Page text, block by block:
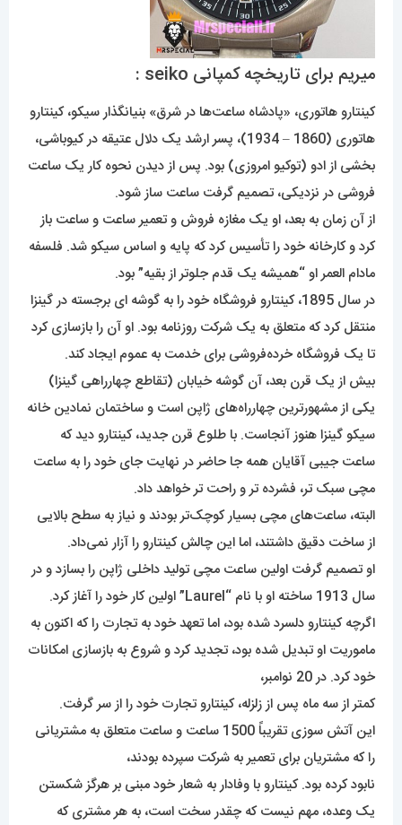
میریم برای تاریخچه کمپانی seiko :
کینتارو هاتوری، «پادشاه ساعت‌ها در شرق» بنیانگذار سیکو، کینتارو
هاتوری (1860 – 1934)، پسر ارشد یک دلال عتیقه در کیوباشی،
بخشی از ادو (توکیو امروزی) بود. پس از دیدن نحوه کار یک ساعت
فروشی در نزدیکی، تصمیم گرفت ساعت ساز شود.
از آن زمان به بعد، او یک مغازه فروش و تعمیر ساعت و ساعت باز
کرد و کارخانه خود را تأسیس کرد که پایه و اساس سیکو شد. فلسفه
مادام العمر او “همیشه یک قدم جلوتر از بقیه” بود.
در سال 1895، کینتارو فروشگاه خود را به گوشه ای برجسته در گینزا
منتقل کرد که متعلق به یک شرکت روزنامه بود. او آن را بازسازی کرد
تا یک فروشگاه خرده‌فروشی برای خدمت به عموم ایجاد کند.
بیش از یک قرن بعد، آن گوشه خیابان (تقاطع چهارراهی گینزا)
یکی از مشهورترین چهارراه‌های ژاپن است و ساختمان نمادین خانه
سیکو گینزا هنوز آنجاست. با طلوع قرن جدید، کینتارو دید که
ساعت جیبی آقایان همه جا حاضر در نهایت جای خود را به ساعت
مچی سبک تر، فشرده تر و راحت تر خواهد داد.
البته، ساعت‌های مچی بسیار کوچک‌تر بودند و نیاز به سطح بالایی
از ساخت دقیق داشتند، اما این چالش کینتارو را آزار نمی‌داد.
او تصمیم گرفت اولین ساعت مچی تولید داخلی ژاپن را بسازد و در
سال 1913 ساخته او با نام “Laurel” اولین کار خود را آغاز کرد.
اگرچه کینتارو دلسرد شده بود، اما تعهد خود به تجارت را که اکنون به
ماموریت او تبدیل شده بود، تجدید کرد و شروع به بازسازی امکانات
خود کرد. در 20 نوامبر،
کمتر از سه ماه پس از زلزله، کینتارو تجارت خود را از سر گرفت.
این آتش سوزی تقریباً 1500 ساعت و ساعت متعلق به مشتریانی
را که مشتریان برای تعمیر به شرکت سپرده بودند،
نابود کرده بود. کینتارو با وفادار به شعار خود مبنی بر هرگز شکستن
یک وعده، مهم نیست که چقدر سخت است، به هر مشتری که